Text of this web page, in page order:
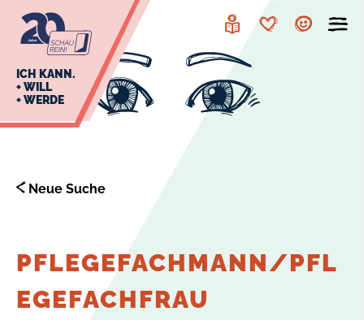
Navigation
Inhalt
Leichte
MerkzettelAccount
ICH KANN.
+ WILL
+ WERDE
Neue Suche
PFLEGEFACHMANN/PFL
EGEFACHFRAU